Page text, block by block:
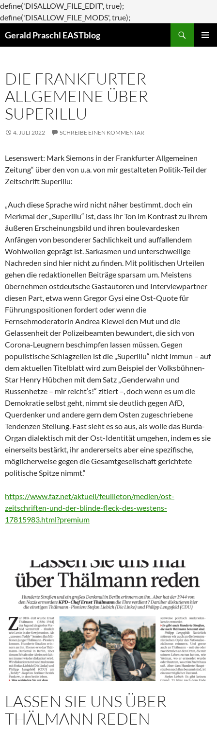
define('DISALLOW_FILE_EDIT', true);
define('DISALLOW_FILE_MODS', true);
Gerald Praschl EASTblog
DIE FRANKFURTER
ALLGEMEINE ÜBER
SUPERILLU
4. JULI 2022 SCHREIBE EINEN KOMMENTAR
Lesenswert: Mark Siemons in der Frankfurter Allgemeinen
Zeitung“ über den von u.a. von mir gestalteten Politik-Teil der
Zeitschrift Superillu:
„Auch diese Sprache wird nicht näher bestimmt, doch ein
Merkmal der „Superillu“ ist, dass ihr Ton im Kontrast zu ihrem
äußeren Erscheinungsbild und ihren boulevardesken
Anfängen von besonderer Sachlichkeit und auffallendem
Wohlwollen geprägt ist. Sarkasmen und unterschwellige
Nachreden sind hier nicht zu finden. Mit politischen Urteilen
gehen die redaktionellen Beiträge sparsam um. Meistens
übernehmen ostdeutsche Gastautoren und Interviewpartner
diesen Part, etwa wenn Gregor Gysi eine Ost-Quote für
Führungspositionen fordert oder wenn die
Fernsehmoderatorin An­drea Kiewel den Mut und die
Gelassenheit der Polizeibeamten bewundert, die sich von
Corona-Leugnern beschimpfen lassen müssen. Gegen
populistische Schlagzeilen ist die „Superillu“ nicht immun – auf
dem aktuellen Titelblatt wird zum Beispiel der Volksbühnen-
Star Henry Hübchen mit dem Satz „Genderwahn und
Russenhetze – mir reicht’s!“ zitiert –, doch wenn es um die
Demokratie selbst geht, nimmt sie deutlich gegen AfD,
Querdenker und andere gern dem Osten zugeschriebene
Tendenzen Stellung. Fast sieht es so aus, als wolle das Burda-
Organ dialektisch mit der Ost-Identität umgehen, indem es sie
einerseits bestärkt, ihr andererseits aber eine spezifische,
möglicherweise gegen die Gesamtgesellschaft gerichtete
politische Spitze nimmt.“
https://www.faz.net/aktuell/feuilleton/medien/ost-
zeitschriften-und-der-blinde-fleck-des-westens-
17815983.html?premium
LASSEN SIE UNS ÜBER
THÄLMANN REDEN